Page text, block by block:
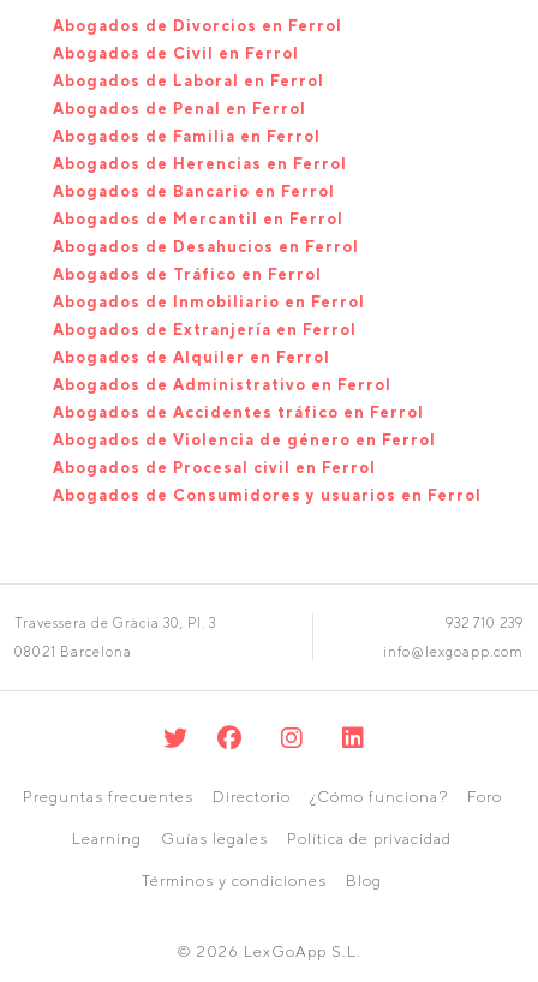
Abogados de Divorcios en Ferrol
Abogados de Civil en Ferrol
Abogados de Laboral en Ferrol
Abogados de Penal en Ferrol
Abogados de Familia en Ferrol
Abogados de Herencias en Ferrol
Abogados de Bancario en Ferrol
Abogados de Mercantil en Ferrol
Abogados de Desahucios en Ferrol
Abogados de Tráfico en Ferrol
Abogados de Inmobiliario en Ferrol
Abogados de Extranjería en Ferrol
Abogados de Alquiler en Ferrol
Abogados de Administrativo en Ferrol
Abogados de Accidentes tráfico en Ferrol
Abogados de Violencia de género en Ferrol
Abogados de Procesal civil en Ferrol
Abogados de Consumidores y usuarios en Ferrol
Travessera de Gràcia 30, Pl. 3
08021 Barcelona
932 710 239
info@lexgoapp.com
Preguntas frecuentes Directorio ¿Cómo funciona? Foro
Learning Guías legales Política de privacidad
Términos y condiciones Blog
© 2026 LexGoApp S.L.